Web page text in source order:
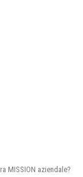
MISSION aziendale?